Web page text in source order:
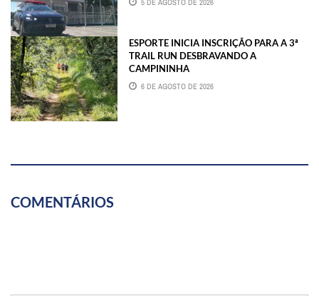
5 DE AGOSTO DE 2026
ESPORTE INICIA INSCRIÇÃO PARA A 3ª
TRAIL RUN DESBRAVANDO A
CAMPININHA
6 DE AGOSTO DE 2026
COMENTÁRIOS